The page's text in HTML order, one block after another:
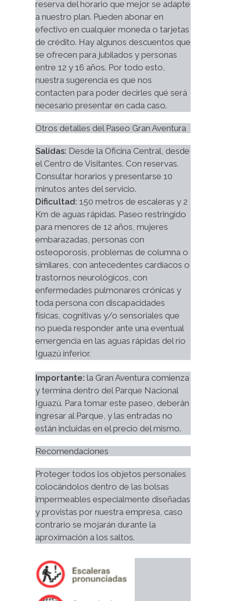
reserva del horario que mejor se adapte
a nuestro plan. Pueden abonar en
efectivo en cualquier moneda o tarjetas
de crédito. Hay algunos descuentos que
se ofrecen para jubilados y personas
entre 12 y 16 años. Por todo esto,
nuestra sugerencia es que nos
contacten para poder decirles qué será
necesario presentar en cada caso.
Otros detalles del Paseo Gran Aventura
Salidas: Desde la Oficina Central, desde
el Centro de Visitantes. Con reservas.
Consultar horarios y presentarse 10
minutos antes del servicio.
Dificultad: 150 metros de escaleras y 2
Km de aguas rápidas. Paseo restringido
para menores de 12 años, mujeres
embarazadas, personas con
osteoporosis, problemas de columna o
similares, con antecedentes cardíacos o
trastornos neurológicos, con
enfermedades pulmonares crónicas y
toda persona con discapacidades
físicas, cognitivas y/o sensoriales que
no pueda responder ante una eventual
emergencia en las aguas rápidas del río
Iguazú inferior.
Importante: la Gran Aventura comienza
y termina dentro del Parque Nacional
Iguazú. Para tomar este paseo, deberán
ingresar al Parque, y las entradas no
están incluidas en el precio del mismo.
Recomendaciones
Proteger todos los objetos personales
colocándolos dentro de las bolsas
impermeables especialmente diseñadas
y provistas por nuestra empresa, caso
contrario se mojarán durante la
aproximación a los saltos.